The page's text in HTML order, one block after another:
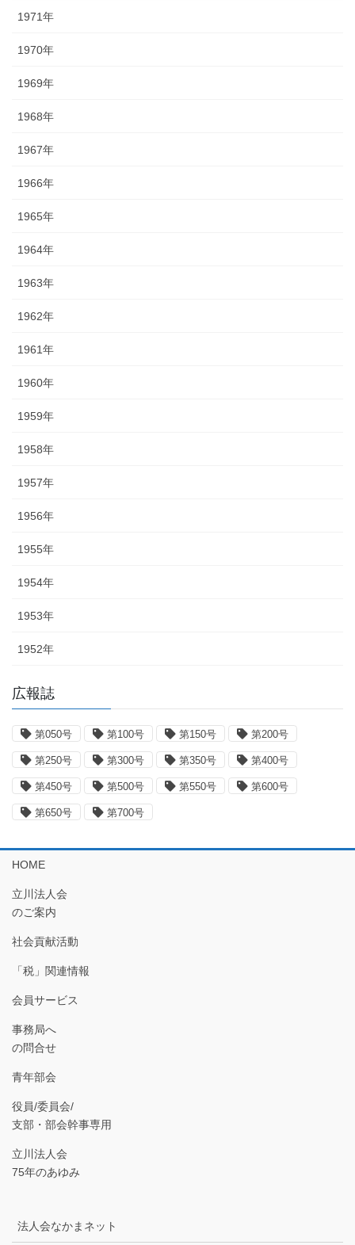
1971年
1970年
1969年
1968年
1967年
1966年
1965年
1964年
1963年
1962年
1961年
1960年
1959年
1958年
1957年
1956年
1955年
1954年
1953年
1952年
広報誌
第050号 第100号 第150号 第200号
第250号 第300号 第350号 第400号
第450号 第500号 第550号 第600号
第650号 第700号
HOME
立川法人会
のご案内
社会貢献活動
「税」関連情報
会員サービス
事務局へ
の問合せ
青年部会
役員/委員会/
支部・部会幹事専用
立川法人会
75年のあゆみ
法人会なかまネット